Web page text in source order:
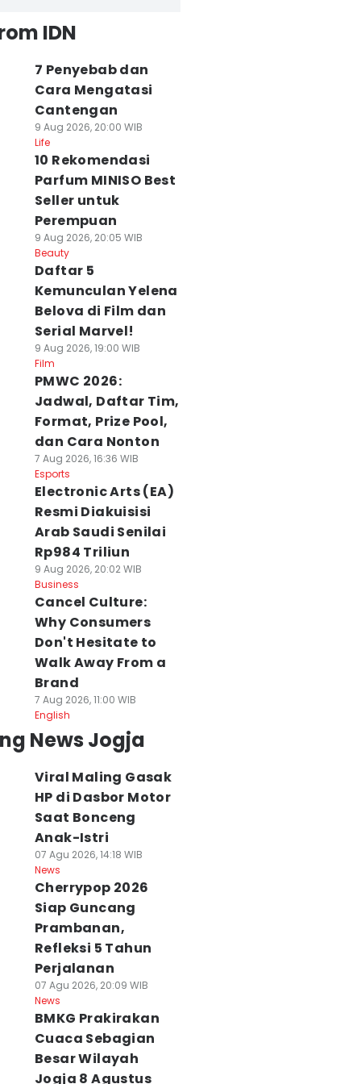
IDN
7 Penyebab dan
Cara Mengatasi
Cantengan
9 Aug 2026, 20:00 WIB
Life
10 Rekomendasi
Parfum MINISO Best
Seller untuk
Perempuan
9 Aug 2026, 20:05 WIB
Beauty
Daftar 5
Kemunculan Yelena
Belova di Film dan
Serial Marvel!
9 Aug 2026, 19:00 WIB
Film
PMWC 2026:
Jadwal, Daftar Tim,
Format, Prize Pool,
dan Cara Nonton
7 Aug 2026, 16:36 WIB
Esports
Electronic Arts (EA)
Resmi Diakuisisi
Arab Saudi Senilai
Rp984 Triliun
9 Aug 2026, 20:02 WIB
Business
Cancel Culture:
Why Consumers
Don't Hesitate to
Walk Away From a
Brand
7 Aug 2026, 11:00 WIB
English
News Jogja
Viral Maling Gasak
HP di Dasbor Motor
Saat Bonceng
Anak-Istri
07 Agu 2026, 14:18 WIB
News
Cherrypop 2026
Siap Guncang
Prambanan,
Refleksi 5 Tahun
Perjalanan
07 Agu 2026, 20:09 WIB
News
BMKG Prakirakan
Cuaca Sebagian
Besar Wilayah
Jogja 8 Agustus